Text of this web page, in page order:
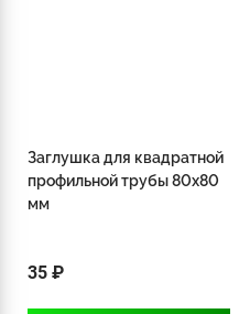
Заглушка для квадратной
профильной трубы 80х80
мм
35 ₽